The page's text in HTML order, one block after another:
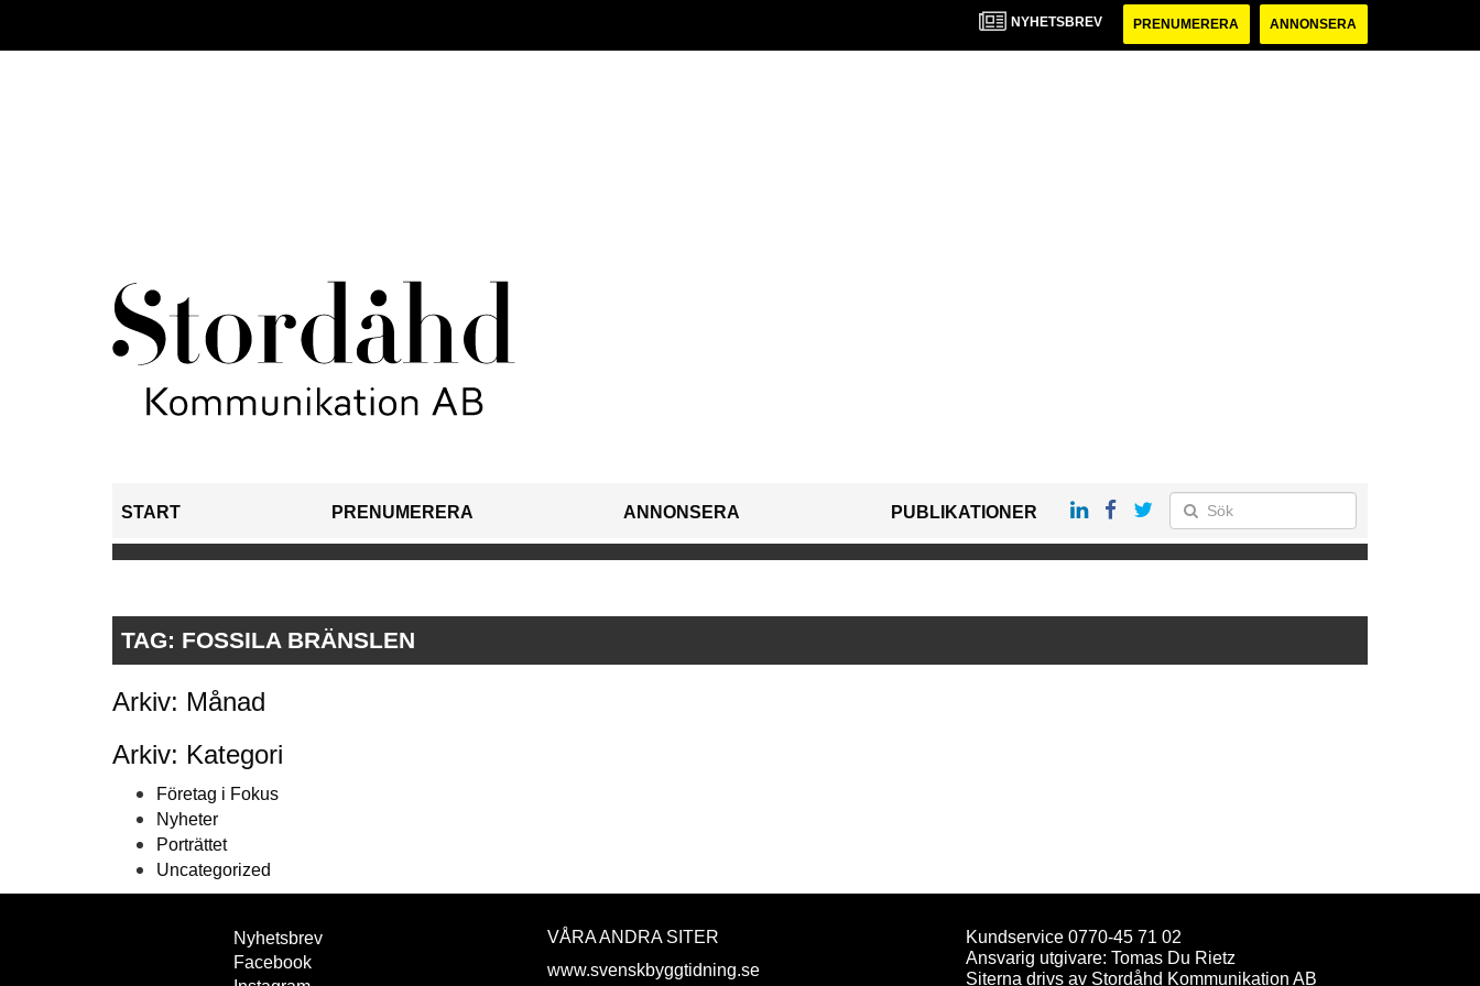
NYHETSBREV PRENUMERERA ANNONSERA
START PRENUMERERA ANNONSERA PUBLIKATIONER
TAG: FOSSILA BRÄNSLEN
Arkiv: Månad
Arkiv: Kategori
Företag i Fokus
Nyheter
Porträttet
Uncategorized
Nyhetsbrev
Facebook
VÅRA ANDRA SITER
www.svenskbyggtidning.se
Kundservice 0770-45 71 02
Ansvarig utgivare: Tomas Du Rietz
Siterna drivs av Stordåhd Kommunikation AB